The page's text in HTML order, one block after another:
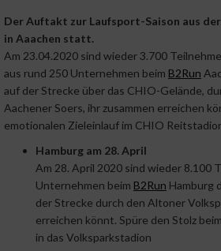
Der Auftakt zur Laufsport-Saison aus der
in Aaachen statt.
Am 23.04.2020 sind wieder 3.700
aus rund 250 Unternehmen beim B2Run
auf der Strecke über das CHIO-Gelände,
Aachener Soers, ihr zusammen erreichen
emotionalen Zieleinlauf im CHIO
Hamburg am 28. April
Am 28. April 2020 sind wieder 8.100
Unternehmen beim B2Run Hamburg
der Strecke durch den Altoner
erreichen könnt. Spüre den Stolz
in das Volksparkstadion